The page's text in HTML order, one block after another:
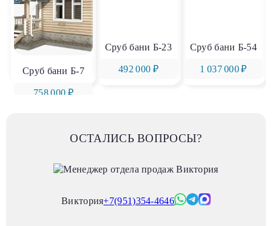
Сруб бани Б-7
758 000 ₽
Сруб бани Б-23
492 000 ₽
Сруб бани Б-54
1 037 000 ₽
ОСТАЛИСЬ ВОПРОСЫ?
Виктория+7(951)354-4646